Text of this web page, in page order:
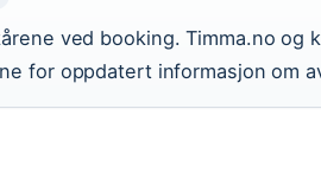
ved booking. Timma.no
for oppdatert informasjon om